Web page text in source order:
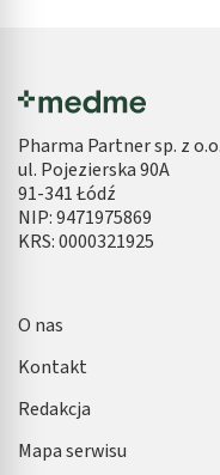
Pharma Partner sp. z o.o.
ul. Pojezierska 90A
91-341 Łódź
NIP: 9471975869
KRS: 0000321925
O nas
Kontakt
Redakcja
Mapa serwisu